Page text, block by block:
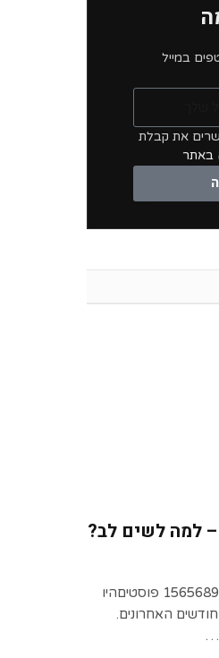
במייל
את קבלת
באתר
29817 חברים99493 נושאים1565689 פוסטיםהיו
חברים פעילים ב-12 החודשים האחרונים.